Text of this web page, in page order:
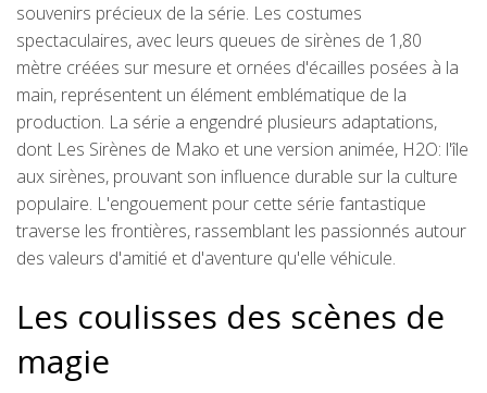
souvenirs précieux de la série. Les costumes
spectaculaires, avec leurs queues de sirènes de 1,80
mètre créées sur mesure et ornées d'écailles posées à la
main, représentent un élément emblématique de la
production. La série a engendré plusieurs adaptations,
dont Les Sirènes de Mako et une version animée, H2O: l'île
aux sirènes, prouvant son influence durable sur la culture
populaire. L'engouement pour cette série fantastique
traverse les frontières, rassemblant les passionnés autour
des valeurs d'amitié et d'aventure qu'elle véhicule.
Les coulisses des scènes de
magie